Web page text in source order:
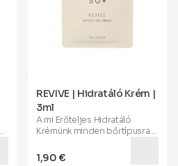
REVIVE | Hidratáló Krém |
3ml
A mi Erőteljes Hidratáló
Krémünkminden bőrtípusra
formulája mélyen hidratálja
1,90 €